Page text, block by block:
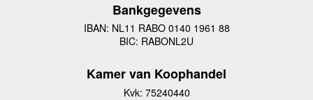
Bankgegevens
IBAN: NL11 RABO 0140 1961 88
BIC: RABONL2U
Kamer van Koophandel
Kvk: 75240440